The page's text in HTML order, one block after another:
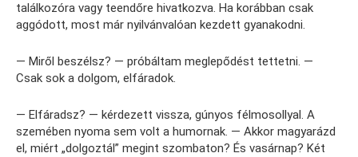
találkozóra vagy teendőre hivatkozva. Ha korábban csak
aggódott, most már nyilvánvalóan kezdett gyanakodni.
— Miről beszélsz? — próbáltam meglepődést tettetni. —
Csak sok a dolgom, elfáradok.
— Elfáradsz? — kérdezett vissza, gúnyos félmosollyal. A
szemében nyoma sem volt a humornak. — Akkor magyarázd
el, miért „dolgoztál” megint szombaton? És vasárnap? Két